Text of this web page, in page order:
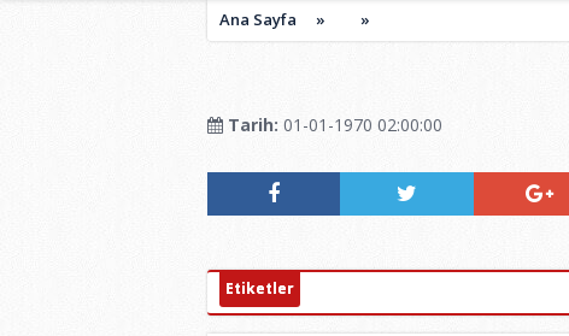
Ana Sayfa » »
Tarih: 01-01-1970 02:00:00
Etiketler